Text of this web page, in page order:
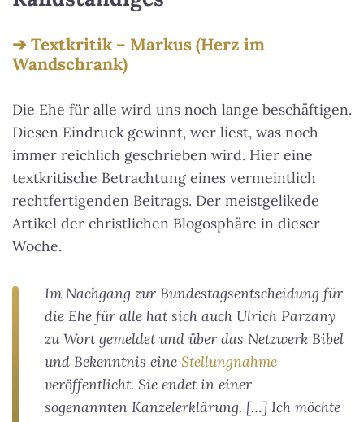
Textkritik – Markus (Herz im
Wandschrank)
Die Ehe für alle wird uns noch lange beschäftigen.
Diesen Eindruck gewinnt, wer liest, was noch
immer reichlich geschrieben wird. Hier eine
textkritische Betrachtung eines vermeintlich
rechtfertigenden Beitrags. Der meistgelikede
Artikel der christlichen Blogosphäre in dieser
Woche.
Im Nachgang zur Bundestagsentscheidung für
die Ehe für alle hat sich auch Ulrich Parzany
zu Wort gemeldet und über das Netzwerk Bibel
und Bekenntnis eine Stellungnahme
veröffentlicht. Sie endet in einer
sogenannten Kanzelerklärung. […] Ich möchte